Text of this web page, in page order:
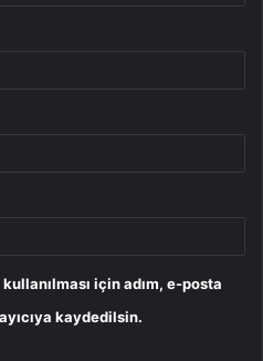
için adım, e-posta
kaydedilsin.